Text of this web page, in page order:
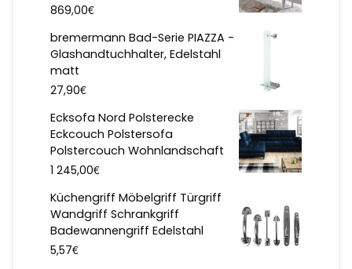
869,00€
bremermann Bad-Serie PIAZZA -
Glashandtuchhalter, Edelstahl
matt
27,90€
Ecksofa Nord Polsterecke
Eckcouch Polstersofa
Polstercouch Wohnlandschaft
1 245,00€
Küchengriff Möbelgriff Türgriff
Wandgriff Schrankgriff
Badewannengriff Edelstahl
5,57€